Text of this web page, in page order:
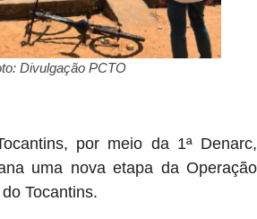
Divulgação PCTO
por meio da 1ª Denarc,
uma nova etapa da Operação
Tocantins.